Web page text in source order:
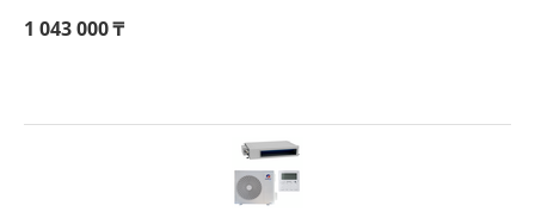
1 043 000₸